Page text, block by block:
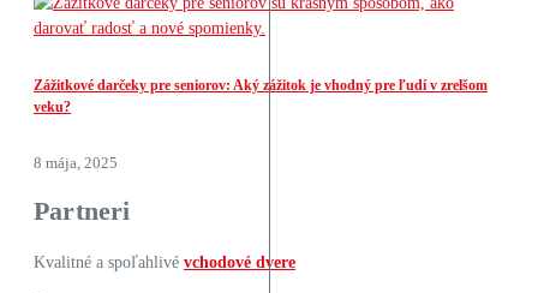
Zážitkové darčeky pre seniorov: Aký zážitok je vhodný pre ľudí v zrelšom
veku?
8 mája, 2025
Partneri
Kvalitné a spoľahlivé vchodové dvere